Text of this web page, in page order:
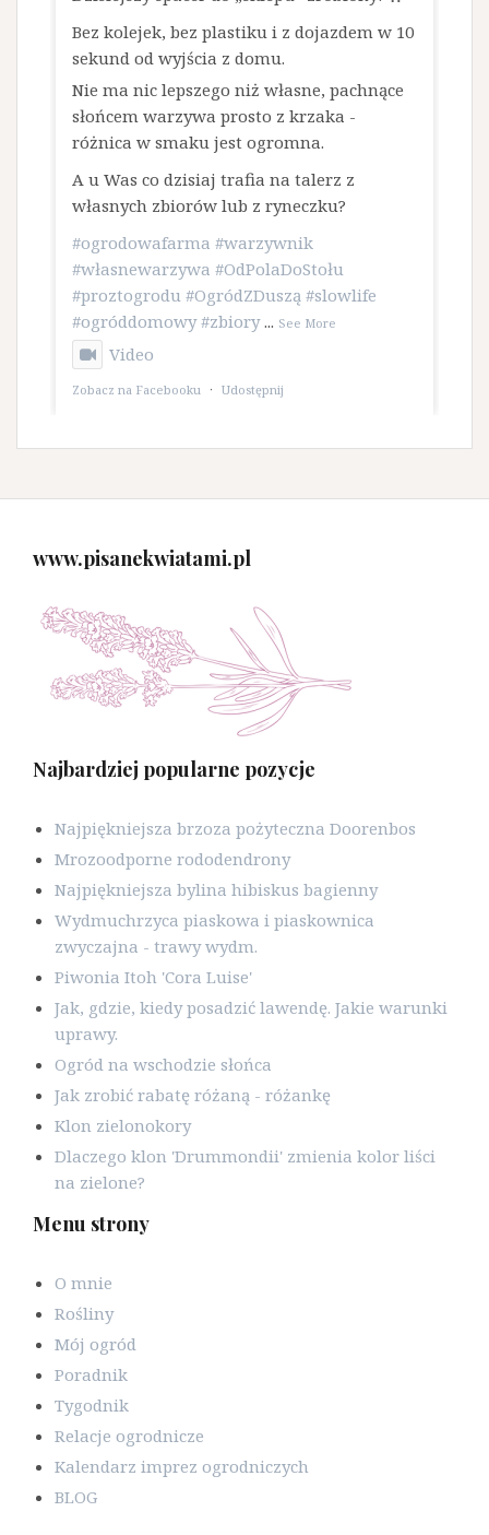
Bez kolejek, bez plastiku i z dojazdem w 10
sekund od wyjścia z domu.
​Nie ma nic lepszego niż własne, pachnące
słońcem warzywa prosto z krzaka -
różnica w smaku jest ogromna.
A u Was co dzisiaj trafia na talerz z
własnych zbiorów lub z ryneczku?
#ogrodowafarma #warzywnik
#własnewarzywa #OdPolaDoStołu
#proztogrodu #OgródZDuszą #slowlife
#ogróddomowy #zbiory ... See More
Video
Zobacz na Facebooku · Udostępnij
www.pisanekwiatami.pl
Najbardziej popularne pozycje
Najpiękniejsza brzoza pożyteczna Doorenbos
Mrozoodporne rododendrony
Najpiękniejsza bylina hibiskus bagienny
Wydmuchrzyca piaskowa i piaskownica
zwyczajna - trawy wydm.
Piwonia Itoh 'Cora Luise'
Jak, gdzie, kiedy posadzić lawendę. Jakie warunki
uprawy.
Ogród na wschodzie słońca
Jak zrobić rabatę różaną - różankę
Klon zielonokory
Dlaczego klon 'Drummondii' zmienia kolor liści
na zielone?
Menu strony
O mnie
Rośliny
Mój ogród
Poradnik
Tygodnik
Relacje ogrodnicze
Kalendarz imprez ogrodniczych
BLOG